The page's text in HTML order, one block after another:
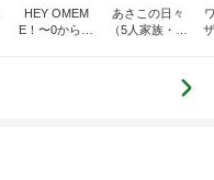
HEY OMEM
E！〜0からの
あさこの日々
（5人家族・投